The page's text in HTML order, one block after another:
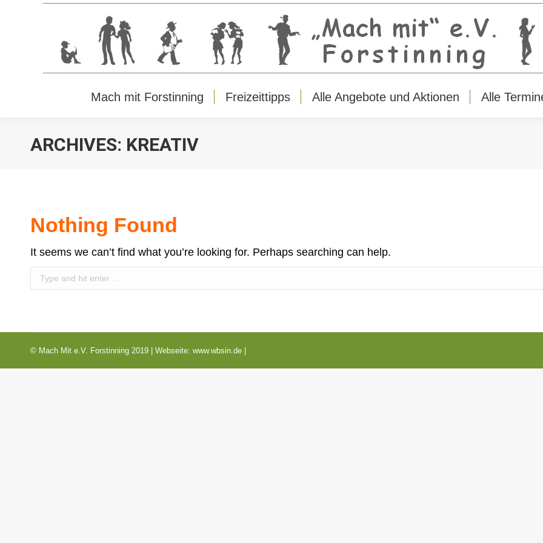
Mach mit Forstinning Freizeittipps Alle Angebote und Aktionen Alle
ARCHIVES: KREATIV
Nothing Found
It seems we can’t find what you’re looking for. Perhaps searching can help.
Search:
© Mach Mit e.V. Forstinning 2019 | Webseite: www.wbsin.de